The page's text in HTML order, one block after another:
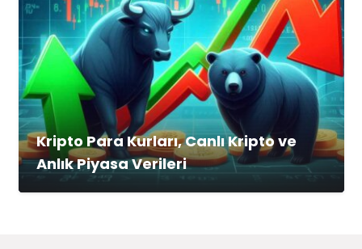
Kripto Para Kurları, Canlı Kripto ve
Anlık Piyasa Verileri